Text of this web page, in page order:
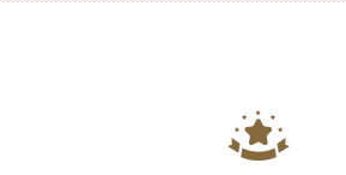
ージックビデオ